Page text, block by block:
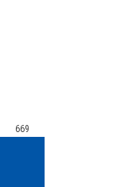
669